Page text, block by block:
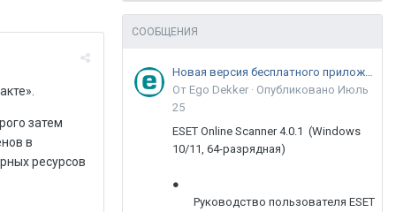
затем
в
ресурсов
СООБЩЕНИЯ
Новая версия бесплатного приложения ESET Online Scanner доступна пользователям
От Ego Dekker · Опубликовано Июль
25
ESET Online Scanner 4.0.1 (Windows
10/11, 64-разрядная)
●
Руководство пользователя ESET